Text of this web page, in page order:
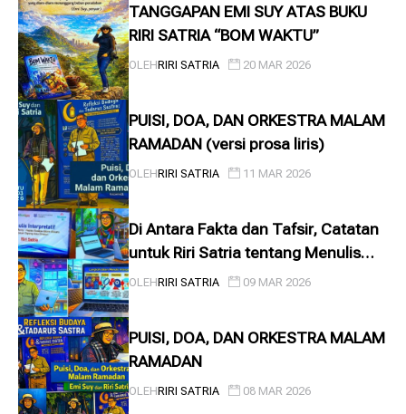
TANGGAPAN EMI SUY ATAS BUKU
RIRI SATRIA “BOM WAKTU”
OLEHRIRI SATRIA 20 MAR 2026
PUISI, DOA, DAN ORKESTRA MALAM
RAMADAN (versi prosa liris)
OLEHRIRI SATRIA 11 MAR 2026
Di Antara Fakta dan Tafsir, Catatan
untuk Riri Satria tentang Menulis
Interpretatif
OLEHRIRI SATRIA 09 MAR 2026
PUISI, DOA, DAN ORKESTRA MALAM
RAMADAN
OLEHRIRI SATRIA 08 MAR 2026